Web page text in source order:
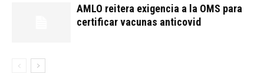
AMLO reitera exigencia a la OMS para
certificar vacunas anticovid